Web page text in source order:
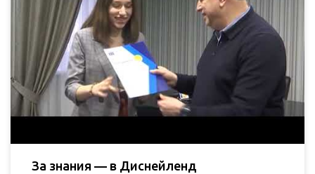
За знания — в Диснейленд